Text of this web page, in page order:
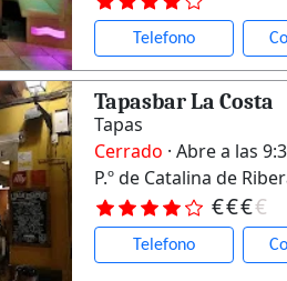
Telefono
Tapasbar La Costa
Tapas
Cerrado · Abre a las
P.º de Catalina de
€€€€
Telefono